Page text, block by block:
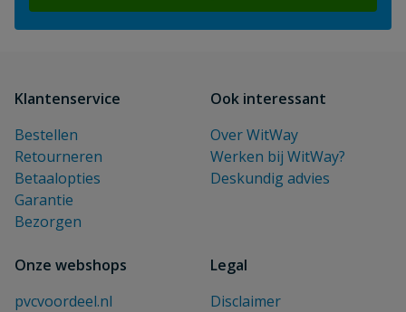
Klantenservice
Bestellen
Retourneren
Betaalopties
Garantie
Bezorgen
Ook interessant
Over WitWay
Werken bij WitWay?
Deskundig advies
Onze webshops
pvcvoordeel.nl
Legal
Disclaimer